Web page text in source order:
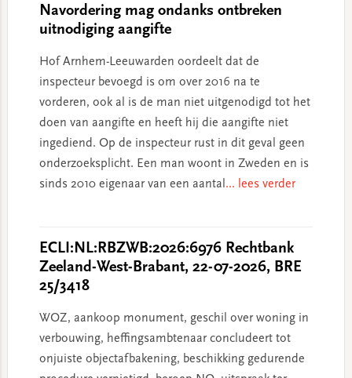
Navordering mag ondanks ontbreken
uitnodiging aangifte
Hof Arnhem-Leeuwarden oordeelt dat de
inspecteur bevoegd is om over 2016 na te
vorderen, ook al is de man niet uitgenodigd tot het
doen van aangifte en heeft hij die aangifte niet
ingediend. Op de inspecteur rust in dit geval geen
onderzoeksplicht. Een man woont in Zweden en is
sinds 2010 eigenaar van een aantal ... lees verder
ECLI:NL:RBZWB:2026:6976 Rechtbank
Zeeland-West-Brabant, 22-07-2026, BRE
25/3418
WOZ, aankoop monument, geschil over woning in
verbouwing, heffingsambtenaar concludeert tot
onjuiste objectafbakening, beschikking gedurende